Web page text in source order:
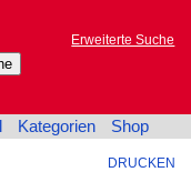
Erweiterte Suche
Kategorien Shop
DRUCKEN